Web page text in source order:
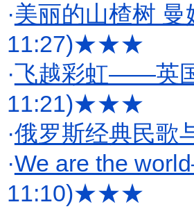
·美丽的山楂树
11:27)★★★
·飞越彩虹——英
11:21)★★★
·俄罗斯经典民歌
·We are the
11:10)★★★